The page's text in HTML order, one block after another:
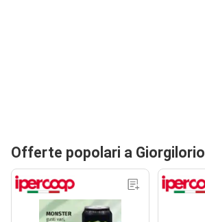
Offerte popolari a Giorgilorio